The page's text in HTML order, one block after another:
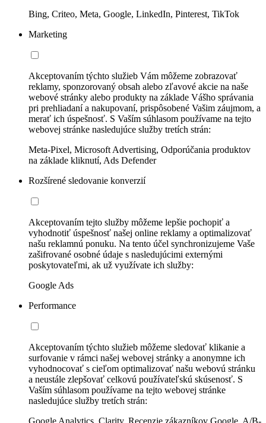
Bing, Criteo, Meta, Google, LinkedIn, Pinterest, TikTok
Marketing
Akceptovaním týchto služieb Vám môžeme zobrazovať
reklamy, sponzorovaný obsah alebo zľavové akcie na naše
webové stránky alebo produkty na základe Vášho správania
pri prehliadaní a nakupovaní, prispôsobené Vašim záujmom, a
merať ich úspešnosť. S Vaším súhlasom používame na tejto
webovej stránke nasledujúce služby tretích strán:
Meta-Pixel, Microsoft Advertising, Odporúčania produktov
na základe kliknutí, Ads Defender
Rozšírené sledovanie konverzií
Akceptovaním tejto služby môžeme lepšie pochopiť a
vyhodnotiť úspešnosť našej online reklamy a optimalizovať
našu reklamnú ponuku. Na tento účel synchronizujeme Vaše
zašifrované osobné údaje s nasledujúcimi externými
poskytovateľmi, ak už využívate ich služby:
Google Ads
Performance
Akceptovaním týchto služieb môžeme sledovať klikanie a
surfovanie v rámci našej webovej stránky a anonymne ich
vyhodnocovať s cieľom optimalizovať našu webovú stránku
a neustále zlepšovať celkovú používateľskú skúsenosť. S
Vaším súhlasom používame na tejto webovej stránke
nasledujúce služby tretích strán: